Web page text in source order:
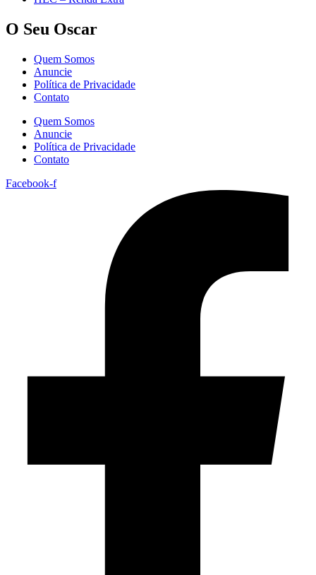
O Seu Oscar
Quem Somos
Anuncie
Política de Privacidade
Contato
Quem Somos
Anuncie
Política de Privacidade
Contato
Facebook-f